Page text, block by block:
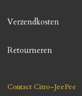
Verzendkosten
Retourneren
Contact Citro-JeePee